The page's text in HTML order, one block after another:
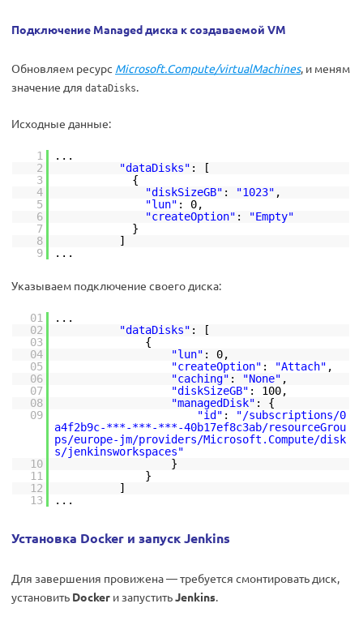
Подключение Managed диска к создаваемой VM
Обновляем ресурс Microsoft.Compute/virtualMachines, и меням
значение для dataDisks.
Исходные данные:
1
...
2
"dataDisks" : [
3
{
4
"diskSizeGB" : "1023" ,
5
"lun" : 0,
6
"createOption" :
"Empty"
7
}
8
]
9
...
Указываем подключение своего диска:
01
...
02
"dataDisks" : [
03
{
04
"lun" : 0,
05
"createOption" : "Attach" ,
06
"caching" : "None" ,
07
"diskSizeGB" : 100,
08
"managedDisk" : {
09
"id" :
"/subscriptions/0
a4f2b9c-***-***-***-40b17ef8c3ab/resourceGrou
ps/europe-jm/providers/Microsoft.Compute/disk
s/jenkinsworkspaces"
10
}
11
}
12
]
13
...
Установка Docker и запуск Jenkins
Для завершения провижена — требуется смонтировать диск,
установить Docker и запуститьJenkins.